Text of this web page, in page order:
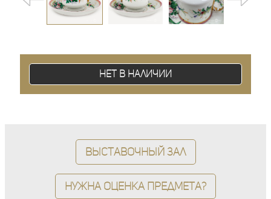
Нет в наличии
Выставочный зал
Нужна оценка предмета?